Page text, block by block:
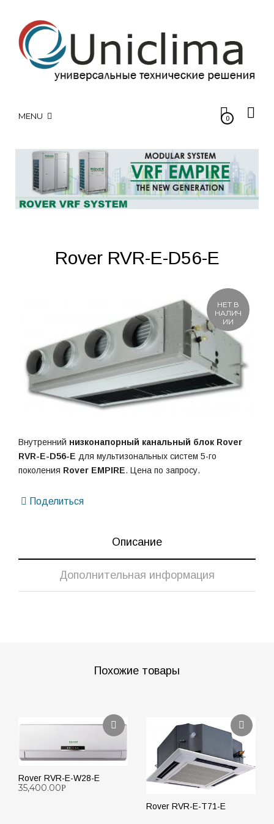
MENU 0
Rover RVR-E-D56-E
НЕТ В
НАЛИЧ
ИИ
Внутренний низконапорный канальный блок Rover
RVR-E-D56-E для мультизональных систем 5-го
поколения Rover EMPIRE. Цена по запросу.
Поделиться
Описание
Дополнительная информация
Похожие товары
Rover RVR-E-W28-E
35,400.00Р
Rover RVR-E-T71-E